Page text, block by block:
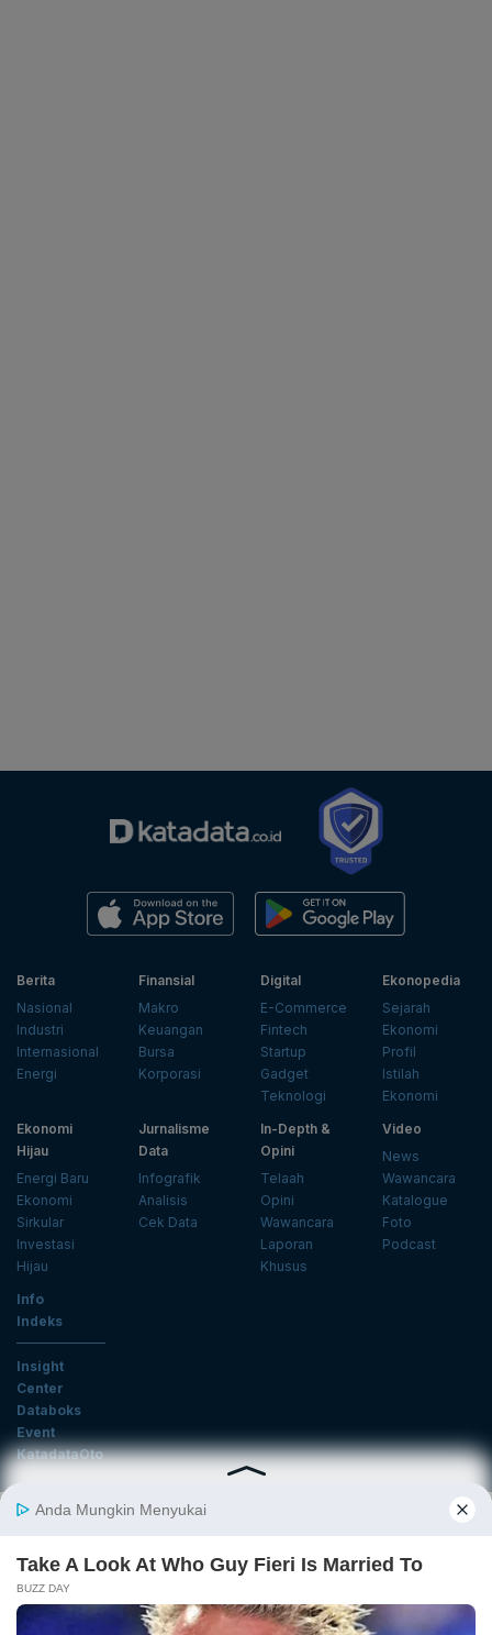
Berita
Nasional
Industri
Internasional
Energi
Finansial
Makro
Keuangan
Bursa
Korporasi
Digital
E-Commerce
Fintech
Startup
Gadget
Teknologi
Ekonopedia
Sejarah
Ekonomi
Profil
Istilah
Ekonomi
Ekonomi
Hijau
Energi Baru
Ekonomi
Sirkular
Investasi
Hijau
Jurnalisme
Data
Infografik
Analisis
Cek Data
In-Depth &
Opini
Telaah
Opini
Wawancara
Laporan
Khusus
Video
News
Wawancara
Katalogue
Foto
Podcast
Info
Indeks
Insight
Center
Databoks
Event
KatadataOto
Langganan Newsletter
Daftar
Ikuti Kami